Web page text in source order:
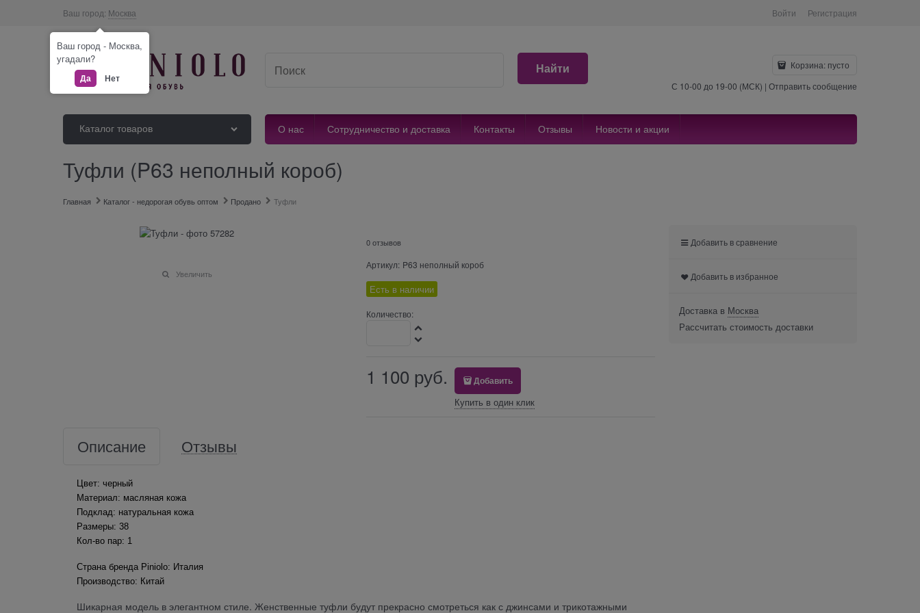
Ваш город: Москва Войти Регистрация
Найти Корзина: пусто
С 10-00 до 19-00 (МСК) | Отправить сообщение
Каталог товаров О нас Сотрудничество и доставка Контакты Отзывы Новости и акции
Туфли (P63 неполный короб)
Главная Каталог - недорогая обувь оптом Продано Туфли
Увеличить
0 отзывов
Артикул: P63 неполный короб
Есть в наличии
Количество:
1 100 руб. Добавить
Купить в один клик
Описание Отзывы
Цвет: черный
Материал: масляная кожа
Подклад: натуральная кожа
Размеры: 38
Кол-во пар: 1
Страна бренда Piniolo: Италия
Производство: Китай
Шикарная модель в элегантном стиле. Женственные туфли будут прекрасно смотреться как с джинсами и трикотажными
Добавить в сравнение
Добавить в избранное
Доставка в Москва
Рассчитать стоимость доставки
Ваш город - Москва,
угадали?
Да Нет